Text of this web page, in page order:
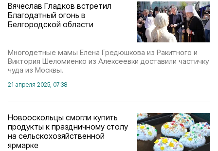
Вячеслав Гладков встретил
Благодатный огонь в
Белгородской области
Многодетные мамы Елена Гредюшкова из Ракитного и
Виктория Шеломиенко из Алексеевки доставили частичку
чуда из Москвы.
21 апреля 2025, 07:38
Новооскольцы смогли купить
продукты к праздничному столу
на сельскохозяйственной
ярмарке